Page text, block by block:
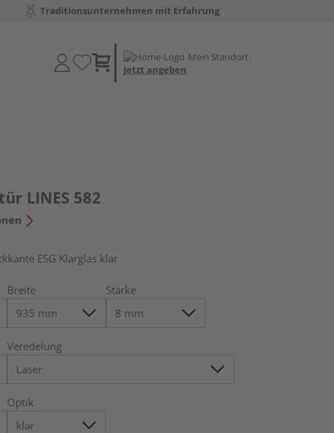
Traditionsunternehmen mit Erfahrung
Mein Standort:
Jetzt angeben
LINES 582
ESG Klarglas klar
Breite Stärke
Veredelung
Optik